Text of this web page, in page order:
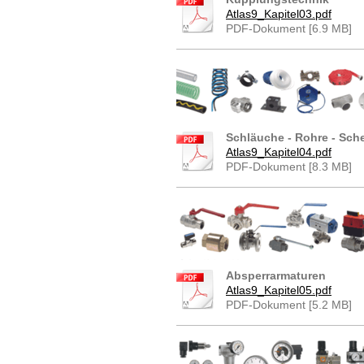
Atlas9_Kapitel03.pdf
PDF-Dokument [6.9 MB]
Schläuche - Rohre -
Atlas9_Kapitel04.pdf
PDF-Dokument [8.3 MB]
Absperrarmaturen
Atlas9_Kapitel05.pdf
PDF-Dokument [5.2 MB]